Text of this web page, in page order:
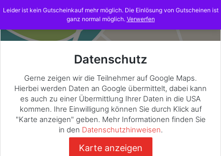
to
Datenschutz
Gerne zeigen wir die Teilnehmer auf Google Maps.
Hierbei werden Daten an Google übermittelt, dabei kann
es auch zu einer Übermittlung Ihrer Daten in die USA
kommen. Ihre Einwilligung können Sie durch Klick auf
"Karte anzeigen" geben. Mehr Informationen finden Sie
in den Datenschutzhinweisen.
Karte anzeigen
Leider ist kein Gutscheinkauf mehr möglich. Die Einlösung von Gutscheinen ist
ganz normal möglich. Verwerfen